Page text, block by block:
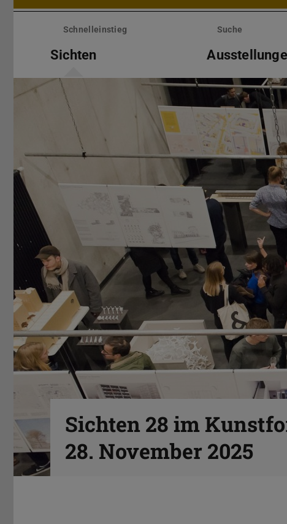
Menü
überspringenSchnelleinstieg Suche
Sichten
Sichten 28 im
28. November 2025